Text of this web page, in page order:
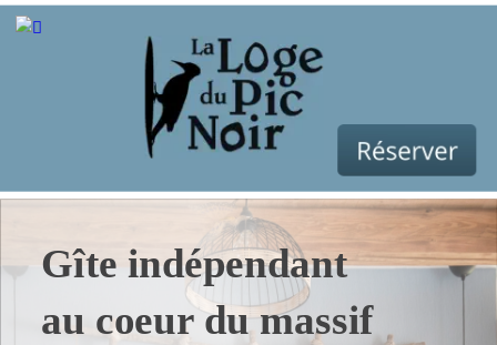
Gîte indépendant
au coeur du massif